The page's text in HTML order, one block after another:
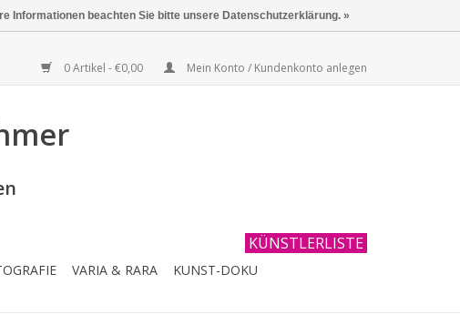
0 Artikel - €0,00 Mein Konto / Kundenkonto anlegen
KÜNSTLERLISTE
VARIA & RARA KUNST-DOKU
Informationen beachten Sie bitte unsere Datenschutzerklärung. »